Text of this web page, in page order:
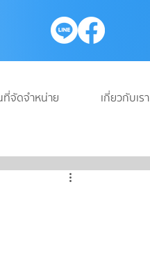
จัดจำหน่าย เกี่ยวกับเรา